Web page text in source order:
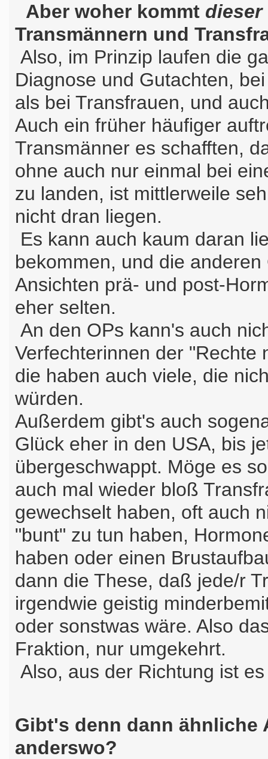
Aber woher kommt dieser
Transmännern und
Also, im Prinzip laufen die
Diagnose und Gutachten,
als bei Transfrauen, und
Auch ein früher häufiger
Transmänner es schafften,
ohne auch nur einmal bei
zu landen, ist mittlerweile
nicht dran liegen.
Es kann auch kaum daran
bekommen, und die
Ansichten prä- und post-
eher selten.
An den OPs kann's auch
Verfechterinnen der "Rechte
die haben auch viele, die
würden.
Außerdem gibt's auch
Glück eher in den USA, bis
übergeschwappt. Möge es
auch mal wieder bloß
gewechselt haben, oft auch
"bunt" zu tun haben,
haben oder einen
dann die These, daß jede/r
irgendwie geistig
oder sonstwas wäre. Also
Fraktion, nur umgekehrt.
Also, aus der Richtung ist
Gibt's denn dann
anderswo?